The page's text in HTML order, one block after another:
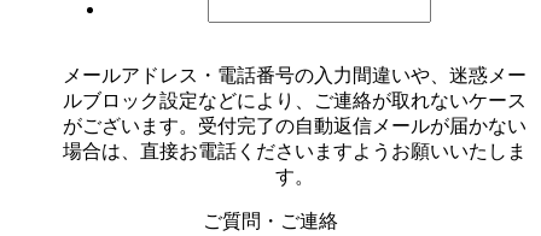
メールアドレス・電話番号の入力間違いや、迷惑メー
ルブロック設定などにより、ご連絡が取れないケース
がございます。受付完了の自動返信メールが届かない
場合は、直接お電話くださいますようお願いいたしま
す。
ご質問・ご連絡